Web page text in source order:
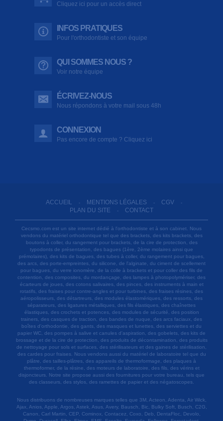
Cliquez ici pour un accès direct
INFOS PRATIQUES
Pour l'orthodontiste et son équipe
QUI SOMMES NOUS ?
Voir notre équipe
ÉCRIVEZ-NOUS
Nous répondons à votre mail sous 48h
CONNEXION
Pas encore de compte ? Cliquez ici
ACCUEIL - MENTIONS LÉGALES - CGV -
PLAN DU SITE - CONTACT
Cecsmo.com est un site internet dédié à l'orthodontiste et à son cabinet. Nous
vendons du matériel orthodontique tel que des brackets, des kits brackets, des
boutons à coller, du rangement pour brackets, de la cire de protection, des
typodonts de présentation, des bagues (1ère, 2ème molaires ainsi que
prémolaires), des kits de bagues, des tubes à coller, du rangement pour bagues,
des arcs, des porte-empreintes, du silicone, de l'alginate, du ciment de scellement
pour bagues, du verre ionomère, de la colle à brackets et pour coller des fils de
contention, des composites, du mordançage, des lampes à photopolymériser, des
écarteurs de joues, des cotons salivaires, des pinces, des instruments à main et
rotatifs, des fraises pour contre-angles et pour turbines, des fraises résines, des
aéropolisseurs, des détartreurs, des modules élastomériques, des ressorts, des
séparateurs, des ligatures métalliques, des fils élastiques, des chaînettes
élastiques, des crochets et potences, des modules de sécurité, des position
trainers, des casques de traction, des bandes de nuque, des arcs faciaux, des
boîtes d'orthodontie, des gants, des masques et lunettes, des serviettes et du
papier WC, des pompes à salive et canules d'aspiration, des gobelets, des kits de
brossage et de la cire de protection, des produits de décontamination, des produits
de nettoyage pour sols et surfaces, des stérilisateurs et des gaines de stérilisation,
des cardes pour fraises. Nous vendons aussi du matériel de laboratoire tel que du
plâtre, des tailles-plâtres, des appareils de thermoformage, des plaques à
thermoformer, de la résine, des moteurs de laboratoire, des fils, des vérins et
disjoncteurs. Notre site propose aussi des fournitures pour votre bureau, tels que
des classeurs, des stylos, des ramettes de papier et des négatoscopes.
Nous distribuons de nombreuses marques telles que 3M, Acteon, Adenta, Air Wick,
Ajax, Anios, Apple, Argos, Astek, Asus, Avery, Bausch, Bic, Bulky Soft, Busch, C2G,
Canon, Carl Martin, CEP, Cominox, Contacez, Coxo, Deb, DentaFloc, Devolo,